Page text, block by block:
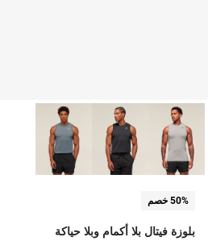
50% خصم
بلوزة فيتال بلا أكمام وبلا حياكة